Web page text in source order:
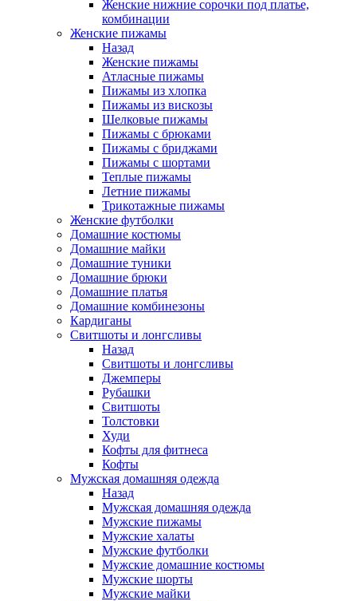
Женские нижние сорочки под платье,
комбинации
Женские пижамы
Назад
Женские пижамы
Атласные пижамы
Пижамы из хлопка
Пижамы из вискозы
Шелковые пижамы
Пижамы с брюками
Пижамы с бриджами
Пижамы с шортами
Теплые пижамы
Летние пижамы
Трикотажные пижамы
Женские футболки
Домашние костюмы
Домашние майки
Домашние туники
Домашние брюки
Домашние платья
Домашние комбинезоны
Кардиганы
Свитшоты и лонгсливы
Назад
Свитшоты и лонгсливы
Джемперы
Рубашки
Свитшоты
Толстовки
Худи
Кофты для фитнеса
Кофты
Мужская домашняя одежда
Назад
Мужская домашняя одежда
Мужские пижамы
Мужские халаты
Мужские футболки
Мужские домашние костюмы
Мужские шорты
Мужские майки